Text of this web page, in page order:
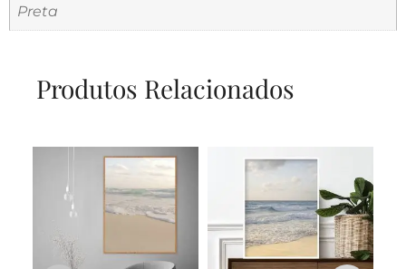
Preta
Produtos Relacionados